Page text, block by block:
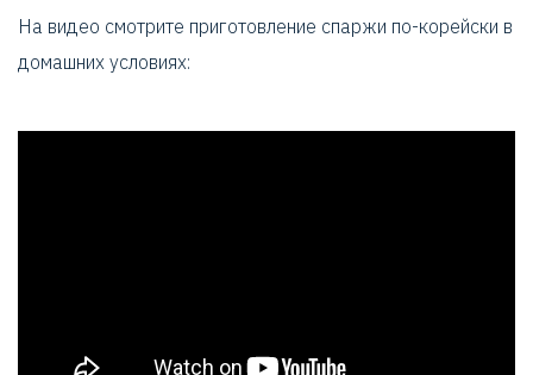
На видео смотрите приготовление спаржи по-корейски в
домашних условиях: